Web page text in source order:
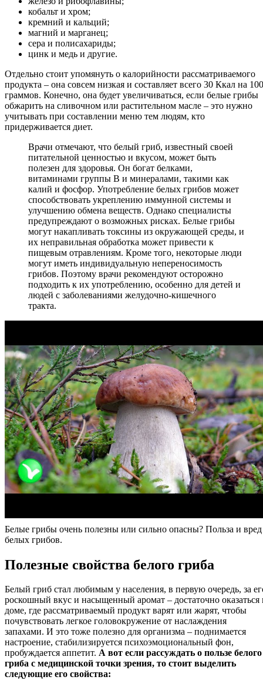
кобальт и хром;
кремний и кальций;
магний и марганец;
сера и полисахариды;
цинк и медь и другие.
Отдельно стоит упомянуть о калорийности рассматриваемого
продукта – она совсем низкая и составляет всего 30 Ккал на 100
граммов. Конечно, она будет увеличиваться, если белые грибы
обжарить на сливочном или растительном масле – это нужно
учитывать при составлении меню тем людям, кто
придерживается диет.
Врачи отмечают, что белый гриб, известный своей
питательной ценностью и вкусом, может быть
полезен для здоровья. Он богат белками,
витаминами группы B и минералами, такими как
калий и фосфор. Употребление белых грибов может
способствовать укреплению иммунной системы и
улучшению обмена веществ. Однако специалисты
предупреждают о возможных рисках. Белые грибы
могут накапливать токсины из окружающей среды, и
их неправильная обработка может привести к
пищевым отравлениям. Кроме того, некоторые люди
могут иметь индивидуальную непереносимость
грибов. Поэтому врачи рекомендуют осторожно
подходить к их употреблению, особенно для детей и
людей с заболеваниями желудочно-кишечного
тракта.
Белые грибы очень полезны или сильно опасны? Польза и вред
белых грибов.
Полезные свойства белого гриба
Белый гриб стал любимым у населения, в первую очередь, за
роскошный вкус и насыщенный аромат – достаточно оказаться
доме, где рассматриваемый продукт варят или жарят, чтобы
почувствовать легкое головокружение от наслаждения
запахами. И это тоже полезно для организма – поднимается
настроение, стабилизируется психоэмоциональный фон,
пробуждается аппетит. А вот если рассуждать о пользе белого
гриба с медицинской точки зрения, то стоит выделить
следующие его свойства: